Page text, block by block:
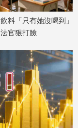
查水表無法源？王
成就上門